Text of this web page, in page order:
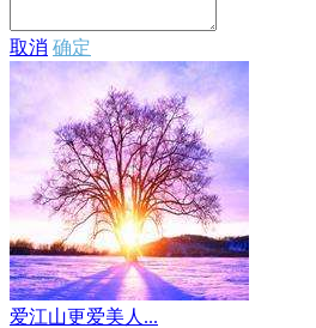
取消 确定
爱江山更爱美人...